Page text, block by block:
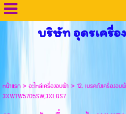
บริษัท อุดรเครื่อ
หน้าแรก>อะไหล่เครื่องอบผ้า >12. เบรคถังเครื่องอบ
3XWTW5705SW,3XLQS7